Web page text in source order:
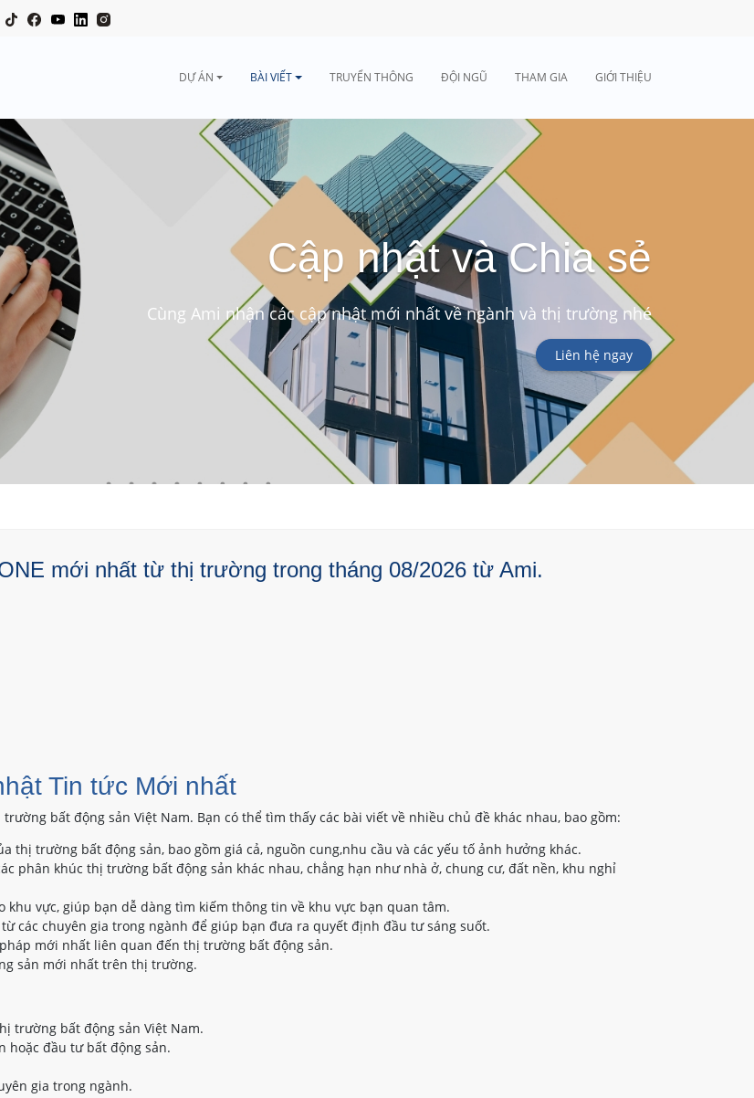
DỰ ÁN BÀI VIẾT TRUYỂN THÔNG ĐỘI NGŨ THAM GIA GIỚI THIỆU
Cập nhật và Chia sẻ
Cùng Ami nhận các cập nhật mới nhất về ngành và thị trường nhé
Liên hệ ngay
mới nhất từ thị trường trong tháng 08/2026 từ Ami.
Tin tức Mới nhất
bất động sản Việt Nam. Bạn có thể tìm thấy các bài viết về nhiều chủ đề khác nhau, bao gồm:
thị trường bất động sản, bao gồm giá cả, nguồn cung,nhu cầu và các yếu tố ảnh hưởng khác.
phân khúc thị trường bất động sản khác nhau, chẳng hạn như nhà ở, chung cư, đất nền, khu nghỉ
vực, giúp bạn dễ dàng tìm kiếm thông tin về khu vực bạn quan tâm.
các chuyên gia trong ngành để giúp bạn đưa ra quyết định đầu tư sáng suốt.
mới nhất liên quan đến thị trường bất động sản.
sản mới nhất trên thị trường.
trường bất động sản Việt Nam.
hoặc đầu tư bất động sản.
gia trong ngành.